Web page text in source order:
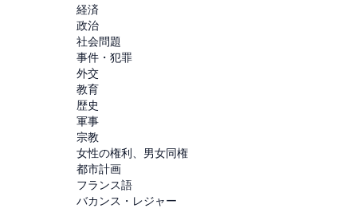
経済
政治
社会問題
事件・犯罪
外交
教育
歴史
軍事
宗教
女性の権利、男女同権
都市計画
フランス語
バカンス・レジャー